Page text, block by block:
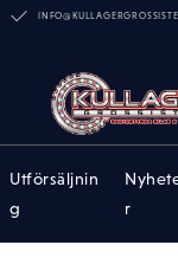
Utförsäljnin
g
r